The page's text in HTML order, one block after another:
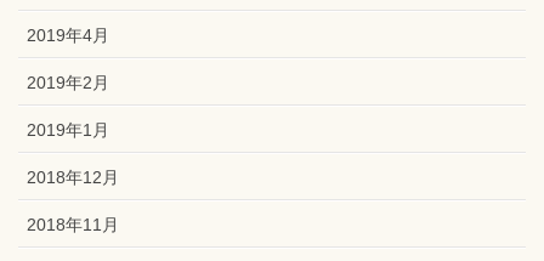
2019年4月
2019年2月
2019年1月
2018年12月
2018年11月